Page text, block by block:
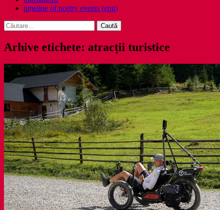
timeline of poetry events (eng)
Caută
după:
Arhive etichete: atracții turistice